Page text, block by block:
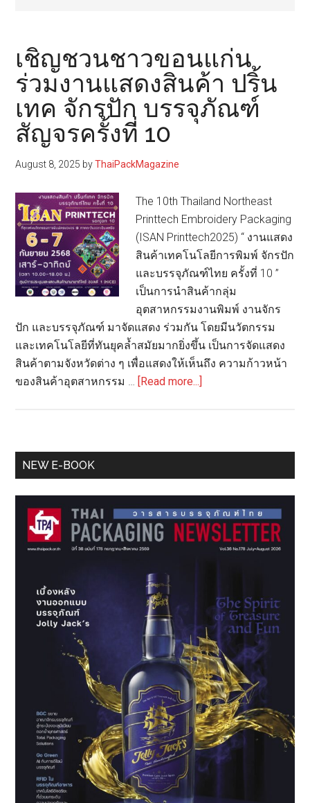
เชิญชวนชาวขอนแก่น
ร่วมงานแสดงสินค้า ปริ้น
เทค จักรปัก บรรจุภัณฑ์
สัญจรครั้งที่ 10
August 8, 2025 byThaiPackMagazine
The 10th Thailand Northeast
Printtech Embroidery Packaging
(ISAN Printtech2025) “ งานแสดง
สินค้าเทคโนโลยีการพิมพ์ จักรปัก
และบรรจุภัณฑ์ไทย ครั้งที่ 10 ”
เป็นการนําสินค้ากลุ่ม
อุตสาหกรรมงานพิมพ์ งานจักร
ปัก และบรรจุภัณฑ์ มาจัดแสดง ร่วมกัน โดยมีนวัตกรรม
และเทคโนโลยีที่ทันยุคลํ้าสมัยมากยิ่งขึ้น เป็นการจัดแสดง
สินค้าตามจังหวัดต่าง ๆ เพื่อแสดงให้เห็นถึง ความก้าวหน้า
ของสินค้าอุตสาหกรรม …
[Read more...]
ขอนแก่น
แสดง
สินค้า
ปริ้
บรรจุ
ภัณฑ์
สัญจร
ครั้ง
ที่
10
Primary
NEW E-BOOK